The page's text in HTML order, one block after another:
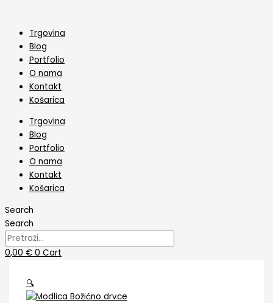
contentTrgovina
Blog
Portfolio
O nama
Kontakt
Košarica
Trgovina
Blog
Portfolio
O nama
Kontakt
Košarica
Search
Search
0,00 € 0 Cart
🔍
drvce
količina